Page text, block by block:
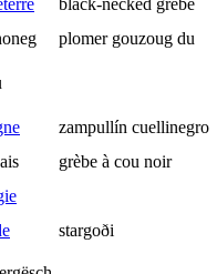
plomer gouzoug du
zampullín cuellinegro
grèbe à cou noir
stargoði